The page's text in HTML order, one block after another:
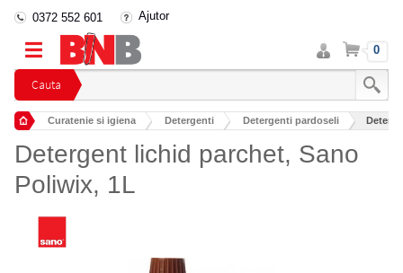
Cauta
0372 552 601 Ajutor
Intra
in
cont
Cos 0
Curatenie si igiena Detergenti Detergenti pardoseli
Detergent lichid parchet, Sano
Poliwix, 1L